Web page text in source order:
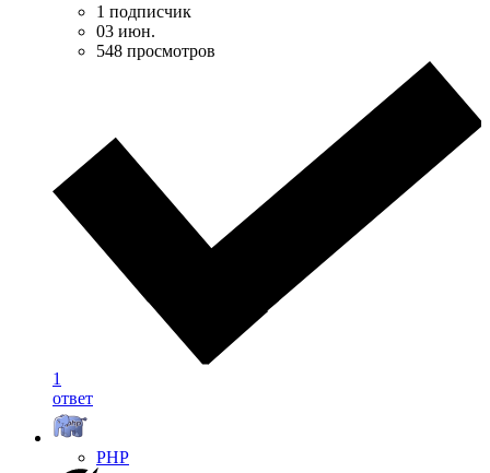
1 подписчик
03 июн.
548 просмотров
1
ответ
PHP